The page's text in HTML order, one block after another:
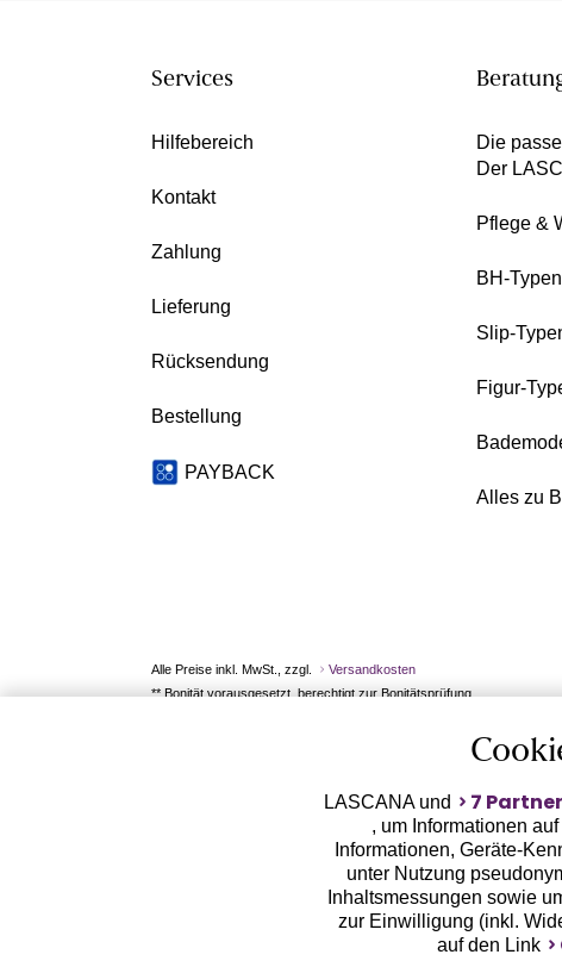
Services
Hilfebereich
Kontakt
Zahlung
Lieferung
Rücksendung
Bestellung
PAYBACK
Die
Der
Pflege &
BH-Typen
Slip-
Figur-
Alles zu
Alle Preise inkl. MwSt., zzgl.
Versandkosten
** Bonität vorausgesetzt, berechtigt zur Bonitätsprüfung
LASCANA und 7 Partner
, um Informationen
Informationen, Geräte-
unter Nutzung
Inhaltsmessungen sowie
zur Einwilligung (inkl.
auf den Link